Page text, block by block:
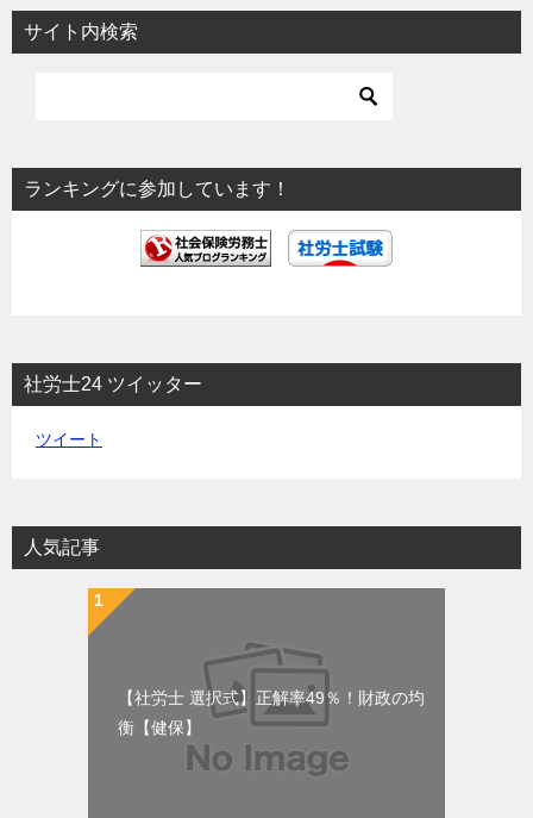
ビ
ゲ
ョ
ン
サイト内検索
ランキングに参加しています！
社労士24 ツイッター
ツイート
人気記事
【社労士 選択式】正解率49％！財政の均
衡【健保】